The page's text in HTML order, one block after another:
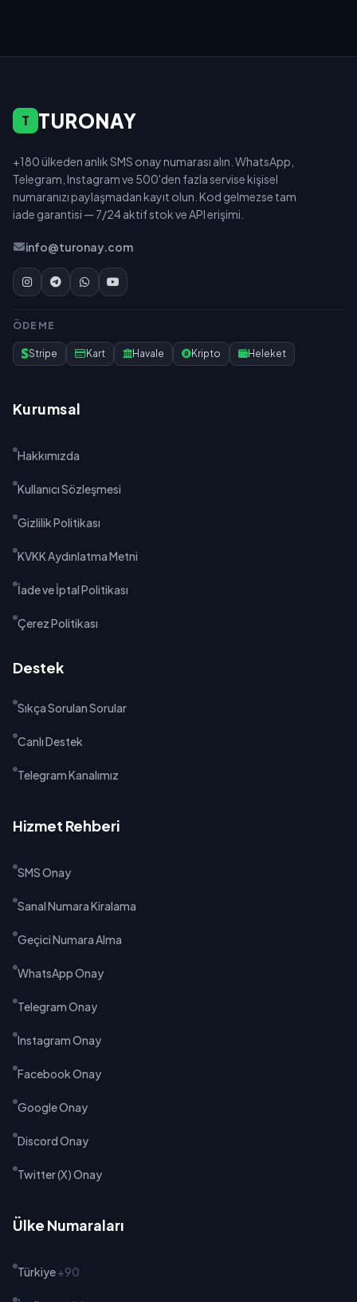
T TURONAY
+180 ülkeden anlık SMS onay numarası alın. WhatsApp,
Telegram, Instagram ve 500'den fazla servise kişisel
numaranızı paylaşmadan kayıt olun. Kod gelmezse tam
iade garantisi — 7/24 aktif stok ve API erişimi.
info@turonay.com
ÖDEME
Stripe Kart Havale Kripto Heleket
Kurumsal
Hakkımızda
Kullanıcı Sözleşmesi
Gizlilik Politikası
KVKK Aydınlatma Metni
İade ve İptal Politikası
Çerez Politikası
Destek
Sıkça Sorulan Sorular
Canlı Destek
Telegram Kanalımız
Hizmet Rehberi
SMS Onay
Sanal Numara Kiralama
Geçici Numara Alma
WhatsApp Onay
Telegram Onay
Instagram Onay
Facebook Onay
Google Onay
Discord Onay
Twitter (X) Onay
Ülke Numaraları
Türkiye+90